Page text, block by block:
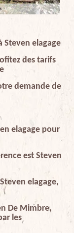
Steven elagage
des tarifs
demande de
elagage pour
est Steven
elagage,
De Mimbre,
les